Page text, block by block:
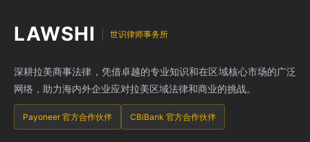
LAWSHI 世识律师事务所
深耕拉美商事法律，凭借卓越的专业知识和在区域核心市场的广泛
网络，助力海内外企业应对拉美区域法律和商业的挑战。
Payoneer 官方合作伙伴 CBiBank 官方合作伙伴